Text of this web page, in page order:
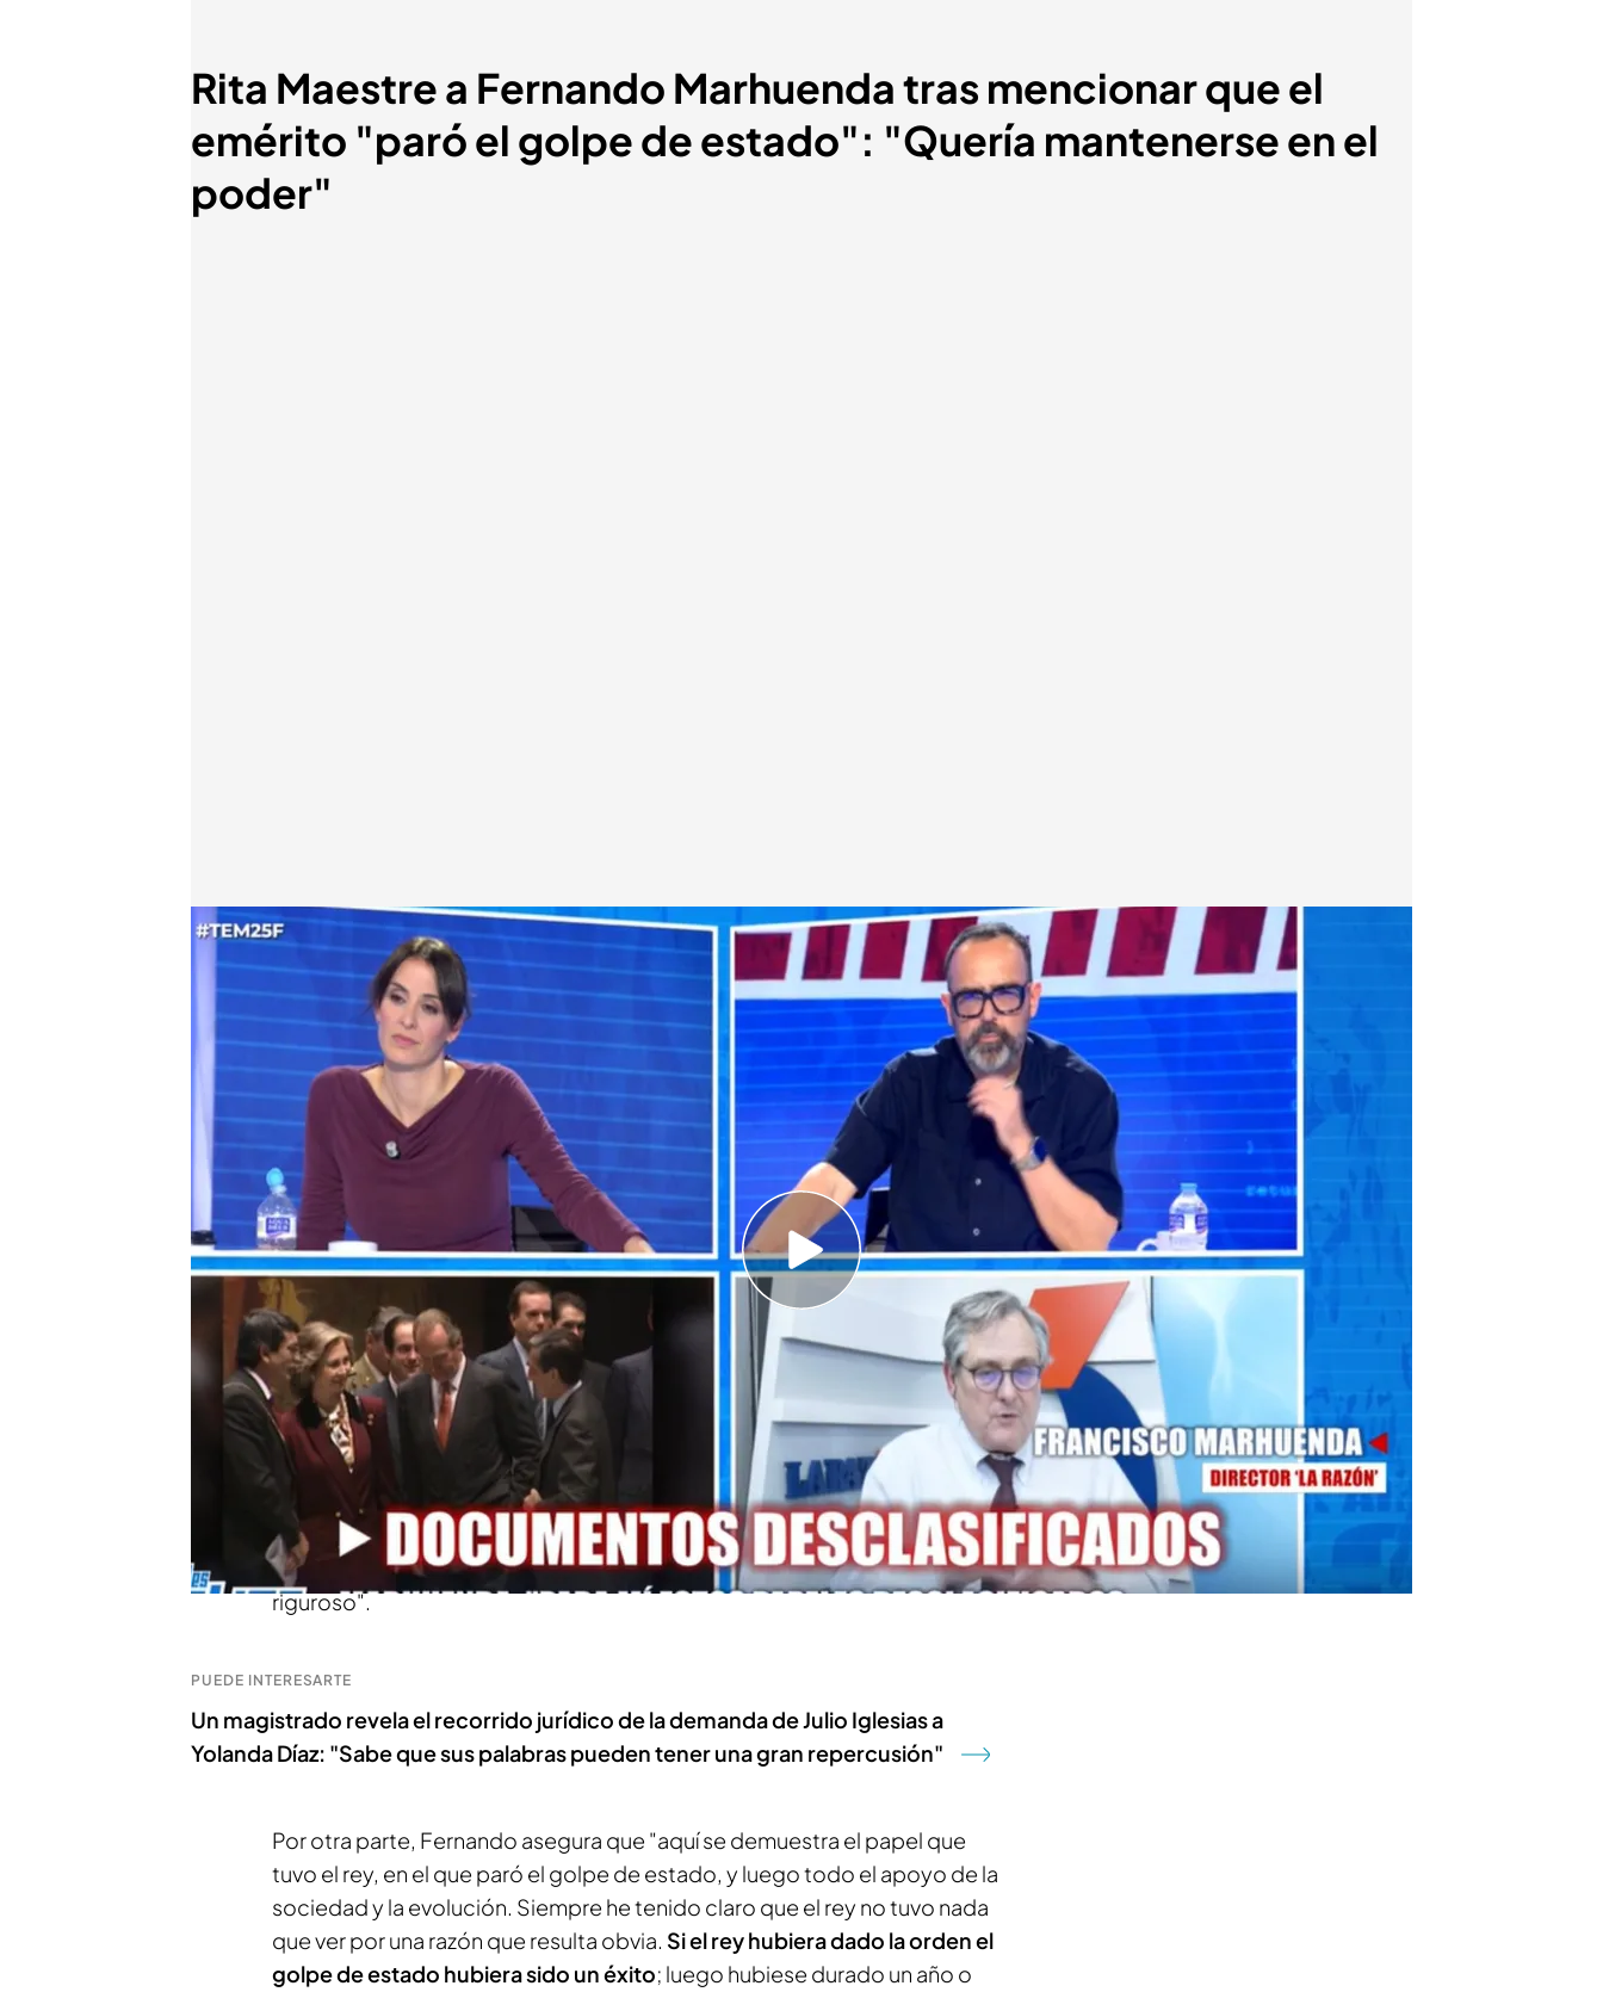
Rita Maestre a Fernando Marhuenda tras mencionar que el
emérito "paró el golpe de estado": "Quería mantenerse en el
poder"
Rita Maestre/ Fernando Marhuenda Cuatro.com
25 FEB 2026 - 19:57h.
Un reportero del 23 F sentencia la desclasificación de los
documentos: "Rechazo absolutamente utilizarlo como arma de
combate"
Compartir
Fernando Marhuenda, director de 'La Razón',
comparece en el directo
de 'Todo es mentira'después de que su diario asegure que el CNI habría
"controlado daños" sobre la publicación de los documentos del 23F.
En primer lugar, Marhuenda detalla de qué manera valora esta información,
a lo que asegura que "esto lo que hace es reafirmar el papel de Don Juan
Carlos
con lo cual ya todas las especulaciones, inventos, que están bien
para películas, novelas pero un historiador tiene que ser necesariamente
riguroso".
PUEDE INTERESARTE
Un magistrado revela el recorrido jurídico de la demanda de Julio Iglesias a
Yolanda Díaz: "Sabe que sus palabras pueden tener una gran repercusión"
Por otra parte, Fernando asegura que "aquí se demuestra el papel que
tuvo el rey, en el que paró el golpe de estado, y luego todo el apoyo de la
sociedad y la evolución. Siempre he tenido claro que el rey no tuvo nada
que ver por una razón que resulta obvia. Si el rey hubiera dado la orden el
golpe de estado hubiera sido un éxito; luego hubiese durado un año o